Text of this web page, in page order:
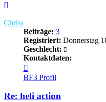
Chriss
Beiträge: 3
Registriert: Donnerstag
Geschlecht:
Kontaktdaten:
von
Chriss
BF3 Profil
Re: heli action